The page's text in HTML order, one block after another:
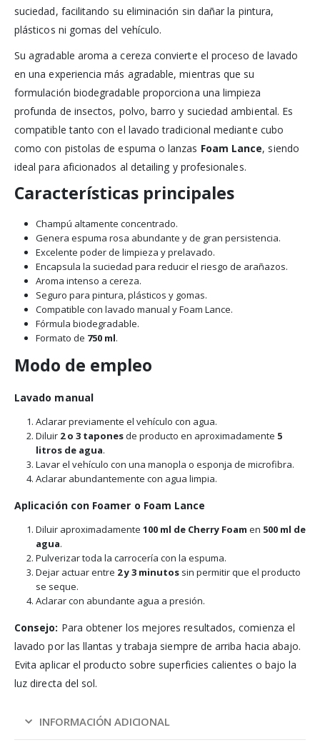
suciedad, facilitando su eliminación sin dañar la pintura,
plásticos ni gomas del vehículo.
Su agradable aroma a cereza convierte el proceso de lavado
en una experiencia más agradable, mientras que su
formulación biodegradable proporciona una limpieza
profunda de insectos, polvo, barro y suciedad ambiental. Es
compatible tanto con el lavado tradicional mediante cubo
como con pistolas de espuma o lanzas Foam Lance, siendo
ideal para aficionados al detailing y profesionales.
Características principales
Champú altamente concentrado.
Genera espuma rosa abundante y de gran persistencia.
Excelente poder de limpieza y prelavado.
Encapsula la suciedad para reducir el riesgo de arañazos.
Aroma intenso a cereza.
Seguro para pintura, plásticos y gomas.
Compatible con lavado manual y Foam Lance.
Fórmula biodegradable.
Formato de 750 ml.
Modo de empleo
Lavado manual
Aclarar previamente el vehículo con agua.
Diluir 2 o 3 taponesde producto en aproximadamente 5
litros de agua.
Lavar el vehículo con una manopla o esponja de microfibra.
Aclarar abundantemente con agua limpia.
Aplicación con Foamer o Foam Lance
Diluir aproximadamente 100 ml de Cherry Foam en 500 ml de
agua.
Pulverizar toda la carrocería con la espuma.
Dejar actuar entre 2 y 3 minutossin permitir que el producto
se seque.
Aclarar con abundante agua a presión.
Consejo: Para obtener los mejores resultados, comienza el
lavado por las llantas y trabaja siempre de arriba hacia abajo.
Evita aplicar el producto sobre superficies calientes o bajo la
luz directa del sol.
INFORMACIÓN ADICIONAL